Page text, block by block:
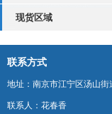
现货区域
联系方式
地址：南京市江宁区汤山
联系人：花春香